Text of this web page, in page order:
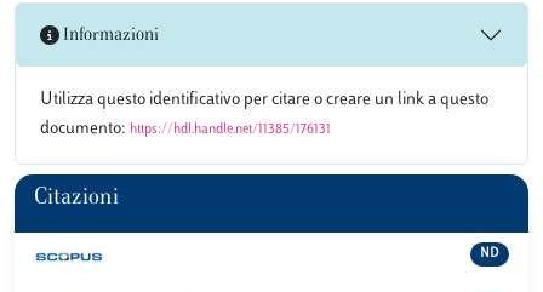
Informazioni
Utilizza questo identificativo per citare o creare un link a questo
documento: https://hdl.handle.net/11385/176131
Citazioni
ND